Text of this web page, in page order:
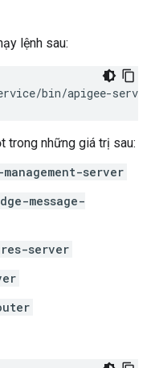
lệnh sau:
bin/apigee-
trong những giá trị sau:
management-server
message-
server